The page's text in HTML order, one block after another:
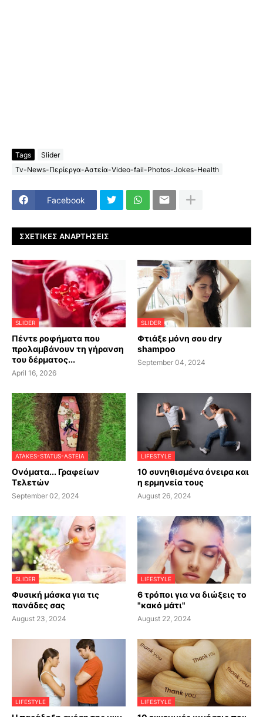
Tags
Slider
Tv-News-Περίεργα-Αστεία-Video-fail-Photos-Jokes-Health
Facebook
ΣΧΕΤΙΚΈΣ ΑΝΑΡΤΉΣΕΙΣ
SLIDER
Πέντε ροφήματα που
προλαμβάνουν τη γήρανση
του δέρματος...
April 16, 2026
SLIDER
Φτιάξε μόνη σου dry
shampoo
September 04, 2024
ATAKES-STATUS-ASTEIA
Ονόματα... Γραφείων
Τελετών
September 02, 2024
LIFESTYLE
10 συνηθισμένα όνειρα και
η ερμηνεία τους
August 26, 2024
SLIDER
Φυσική μάσκα για τις
πανάδες σας
August 23, 2024
LIFESTYLE
6 τρόποι για να διώξεις το
"κακό μάτι"
August 22, 2024
LIFESTYLE LIFESTYLE